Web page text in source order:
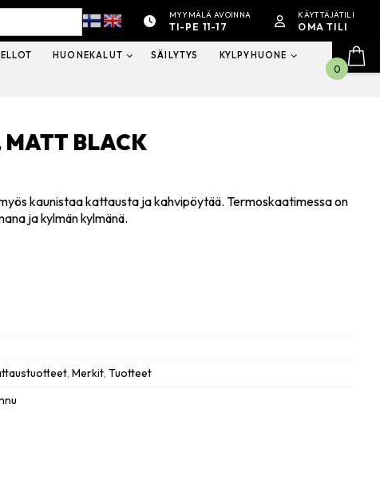
MYYMÄLÄ AVOINNA
TI-PE 11-17
KÄYTTÄJÄTILI
OMA TILI
HUONEKALUT SÄILYTYS KYLPYHUONE
MATT BLACK
kaunistaa kattausta ja kahvipöytää. Termoskaatimessa on
ja kylmän kylmänä.
,Merkit,Tuotteet
0